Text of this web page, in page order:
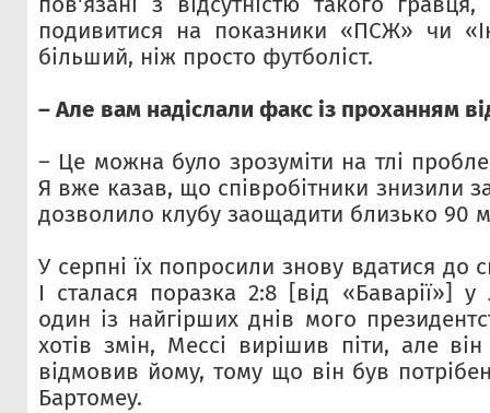
подивитися на показники «ПСЖ» чи
більший, ніж просто футболіст.
– Але вам надіслали факс із проханням
– Це можна було зрозуміти на тлі
Я вже казав, що співробітники знизили
дозволило клубу заощадити близько 90
У серпні їх попросили знову вдатися до
І сталася поразка 2:8 [від «Баварії»] у
один із найгірших днів мого
хотів змін, Мессі вирішив піти, але
відмовив йому, тому що він був
Бартомеу.